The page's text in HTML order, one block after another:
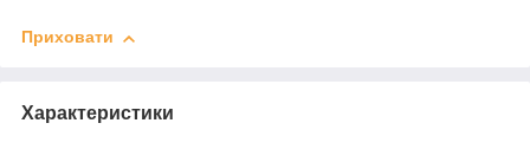
Приховати
Характеристики